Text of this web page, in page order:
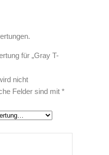
für „Gray T-
nicht
Felder sind mit *